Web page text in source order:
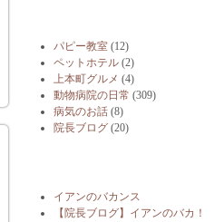
パピー教室 (12)
ペットホテル (2)
上本町グルメ (4)
動物病院の日常 (309)
病気のお話 (8)
院長ブログ (20)
イアンのバカンス
【院長ブログ】イアンのバカ！